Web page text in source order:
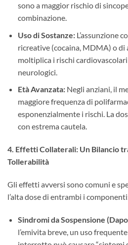
sono a maggior rischio di
combinazione.
Uso di Sostanze: L’assunzione
ricreative (cocaina, MDMA) o di
moltiplica i rischi
neurologici.
Età Avanzata: Negli anziani, il
maggiore frequenza di
esponenzialmente i rischi. La
con estrema cautela.
4. Effetti Collaterali: Un Bilancio
Tollerabilità
Gli effetti avversi sono comuni e
l’alta dose di entrambi i
Sindromi da Sospensione
l’emivita breve, un uso